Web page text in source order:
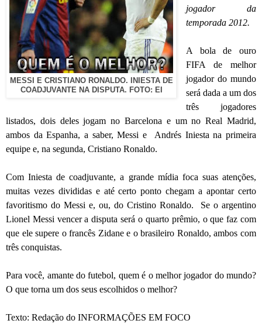
MESSI E CRISTIANO RONALDO. INIESTA DE
COADJUVANTE NA DISPUTA. FOTO: EI
jogador da
temporada 2012.
A bola de ouro
FIFA de melhor
jogador do mundo
será dada a um dos
três jogadores
listados, dois deles jogam no Barcelona e um no Real Madrid,
ambos da Espanha, a saber, Messi e Andrés Iniesta na primeira
equipe e, na segunda, Cristiano Ronaldo.
Com Iniesta de coadjuvante, a grande mídia foca suas atenções,
muitas vezes divididas e até certo ponto chegam a apontar certo
favoritismo do Messi e, ou, do Cristino Ronaldo. Se o argentino
Lionel Messi vencer a disputa será o quarto prêmio, o que faz com
que ele supere o francês Zidane e o brasileiro Ronaldo, ambos com
três conquistas.
Para você, amante do futebol, quem é o melhor jogador do mundo?
O que torna um dos seus escolhidos o melhor?
Texto: Redação do INFORMAÇÕES EM FOCO